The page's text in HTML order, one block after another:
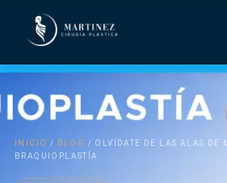
INICIO / BLOG
/ OLVÍDATE DE LAS ALAS DE
BRAQUIOPLASTÍA